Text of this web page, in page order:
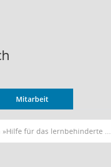
Mitarbeit
»Hilfe für das lernbehinderte ...